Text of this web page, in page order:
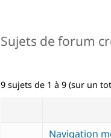
Sujets de forum
9 sujets de 1 à 9 (sur un
Navigation